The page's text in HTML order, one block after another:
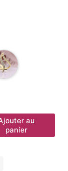
au
panier